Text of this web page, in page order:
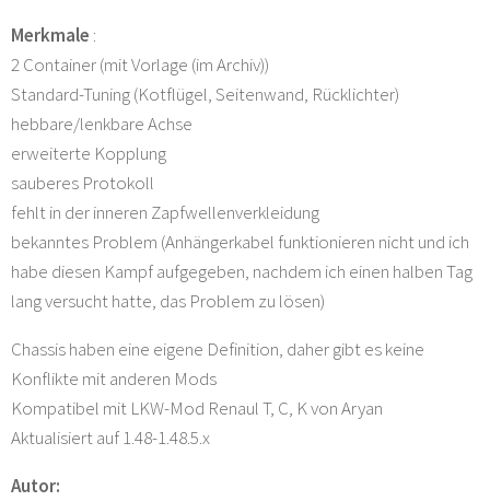
Merkmale :
2 Container (mit Vorlage (im Archiv))
Standard-Tuning (Kotflügel, Seitenwand, Rücklichter)
hebbare/lenkbare Achse
erweiterte Kopplung
sauberes Protokoll
fehlt in der inneren Zapfwellenverkleidung
bekanntes Problem (Anhängerkabel funktionieren nicht und ich
habe diesen Kampf aufgegeben, nachdem ich einen halben Tag
lang versucht hatte, das Problem zu lösen)
Chassis haben eine eigene Definition, daher gibt es keine
Konflikte mit anderen Mods
Kompatibel mit LKW-Mod Renaul T, C, K von Aryan
Aktualisiert auf 1.48-1.48.5.x
Autor: